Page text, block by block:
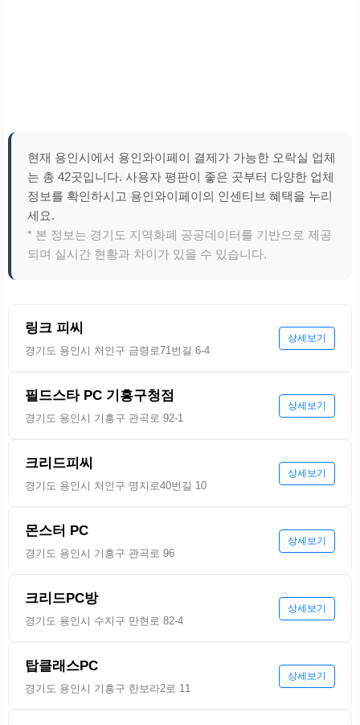
현재 용인시에서 용인와이페이 결제가 가능한 오락실 업체
는 총 42곳입니다. 사용자 평판이 좋은 곳부터 다양한 업체
정보를 확인하시고 용인와이페이의 인센티브 혜택을 누리
세요.
* 본 정보는 경기도 지역화폐 공공데이터를 기반으로 제공
되며 실시간 현황과 차이가 있을 수 있습니다.
링크 피씨
경기도 용인시 처인구 금령로71번길 6-4
상세보기
필드스타 PC 기흥구청점
경기도 용인시 기흥구 관곡로 92-1
상세보기
크리드피씨
경기도 용인시 처인구 명지로40번길 10
상세보기
몬스터 PC
경기도 용인시 기흥구 관곡로 96
상세보기
크리드PC방
경기도 용인시 수지구 만현로 82-4
상세보기
탑클래스PC
경기도 용인시 기흥구 한보라2로 11
상세보기